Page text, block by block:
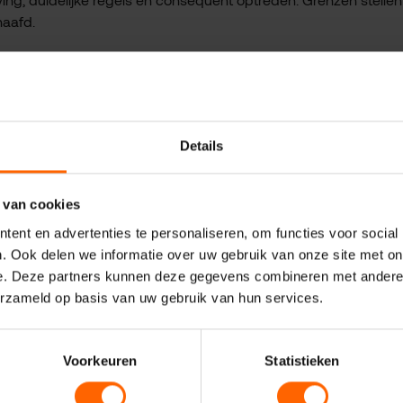
Details
van cookies
en advertenties te personaliseren, om functies voor
Ook delen we informatie over uw gebruik van onze site met
Deze partners kunnen deze gegevens combineren met
op basis van uw gebruik van hun services.
Voorkeuren Statistieken
en ondernemers al jaren problemen. De Nijmeegse
Tot die tijd moet overlast stevig worden aangepakt.
die naast bewoners en ondernemers staat.
dat schoon, veilig en leefbaar is. Niet alleen op
duurder en minder bereikbaar:nijmeegse-vvd-
maar een politieke keuze:hogere-lasten-nijmegen-
bezoekers en ondernemers:
nijmegen-bereikbaar-